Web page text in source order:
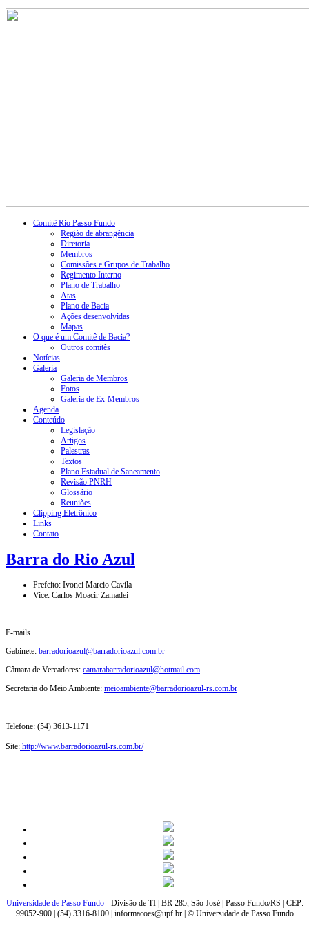
Comitê Rio Passo Fundo
Região de abrangência
Diretoria
Membros
Comissões e Grupos de Trabalho
Regimento Interno
Plano de Trabalho
Atas
Plano de Bacia
Ações desenvolvidas
Mapas
O que é um Comitê de Bacia?
Outros comitês
Notícias
Galeria
Galeria de Membros
Fotos
Galeria de Ex-Membros
Agenda
Conteúdo
Legislação
Artigos
Palestras
Textos
Plano Estadual de Saneamento
Revisão PNRH
Glossário
Reuniões
Clipping Eletrônico
Links
Contato
Barra do Rio Azul
Prefeito: Ivonei Marcio Cavila
Vice: Carlos Moacir Zamadei
E-mails
Gabinete: barradorioazul@barradorioazul.com.br
Câmara de Vereadores: camarabarradorioazul@hotmail.com
Secretaria do Meio Ambiente: meioambiente@barradorioazul-rs.com.br
Telefone: (54) 3613-1171
Site: http://www.barradorioazul-rs.com.br/
Universidade de Passo Fundo- Divisão de TI | BR 285, São José | Passo Fundo/RS | CEP:
99052-900 | (54) 3316-8100 | informacoes@upf.br | © Universidade de Passo Fundo